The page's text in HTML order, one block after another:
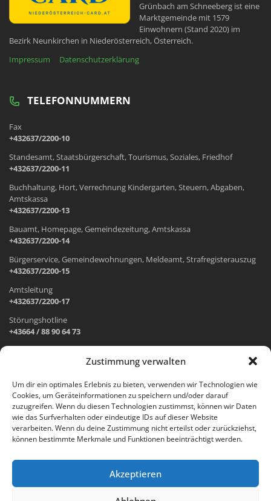
Zustimmung verwalten
Um dir ein optimales Erlebnis zu bieten, verwenden wir Technologien wie
Cookies, um Geräteinformationen zu speichern und/oder darauf
zuzugreifen. Wenn du diesen Technologien zustimmst, können wir Daten
wie das Surfverhalten oder eindeutige IDs auf dieser Website
verarbeiten. Wenn du deine Zustimmung nicht erteilst oder zurückziehst,
können bestimmte Merkmale und Funktionen beeinträchtigt werden.
Akzeptieren
Grünbach am Schneeberg ist eine
Marktgemeinde mit 1579
Einwohnern (Stand 2020) im
Bezirk Neunkirchen in Niederösterreich, Österreich.
Impressum
Datenschutzerklärung
TELEFONNUMMERN
Fax
+432637/2200-10
Standesamt, Staatsbürgerschaft, Tourismus, Soziales, Friedhof
+432637/2200-11
Buchhaltung, Hort, Verrechnung Kindergarten, Steuern, Abgaben,
Amtskassa
+432637/2200-13
Bauamt, Homepage, Gemeindezeitung, Amtskassa
+432637/2200-14
Bürgerservice, Gemeindewohnungen, Meldeamt, Strafregisterauszug
+432637/2200-15
Amtsleitung
+432637/2200-17
Störungshotline
+43664 / 88 90 64 73
Wr. Neustädter Straße 1
2733 Grünbach am Schneeberg
Öffnungszeiten Gemeindeamt:
Montag: 8.00 – 12.00 Uhr und 14.00 – 18.00 Uhr
Freitag: 8.00 – 12.00 Uhr
Email: